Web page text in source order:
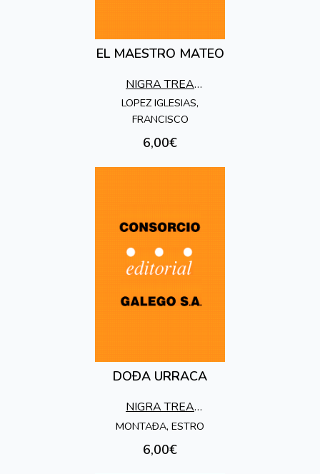
EL MAESTRO MATEO
NIGRA TREA
EDICIONES
LOPEZ IGLESIAS,
FRANCISCO
6,00€
DOÐA URRACA
NIGRA TREA
EDICIONES
MONTAÐA, ESTRO
6,00€